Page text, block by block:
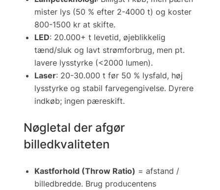
mister lys (50 % efter 2-4000 t) og koster
800-1500 kr at skifte.
LED: 20.000+ t levetid, øjeblikkelig
tænd/sluk og lavt strømforbrug, men pt.
lavere lysstyrke (<2000 lumen).
Laser: 20-30.000 t før 50 % lysfald, høj
lysstyrke og stabil farvegengivelse. Dyrere
indkøb; ingen pæreskift.
Nøgletal der afgør
billedkvaliteten
Kastforhold (Throw Ratio) = afstand /
billedbredde. Brug producentens